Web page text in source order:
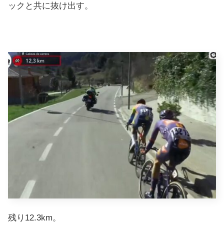
ックと共に抜け出す。
残り12.3km。